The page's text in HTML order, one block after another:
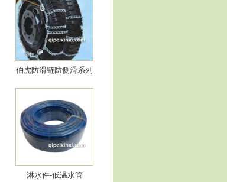
淋水件-低温水管